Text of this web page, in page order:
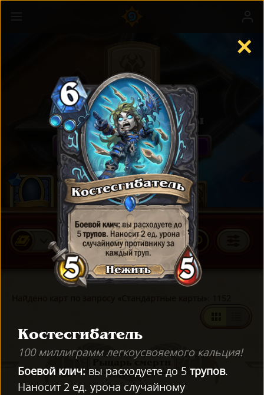
Стандартные карты
ПРИОБРЕСТИ КОМПЛЕКТЫ КАРТ
Рыцарь смерти
✕
Костесгибатель
100 миллиграмм легкоусвояемого кальция!
Боевой клич: вы расходуете до 5 трупов.
Наносит 2 ед. урона случайному